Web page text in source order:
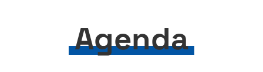
Agenda